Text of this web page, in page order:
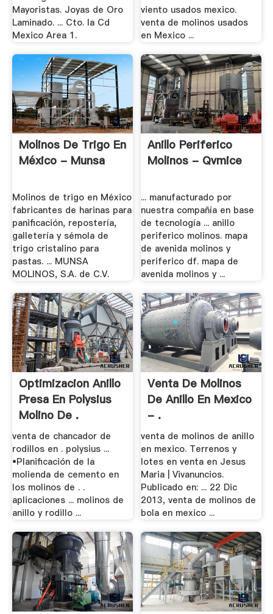
Mayoristas. Joyas de Oro
Laminado. ... Cto. la Cd
Mexico Area 1.
viento usados mexico.
venta de molinos usados
en Mexico ...
Molinos De Trigo En
México - Munsa
Molinos de trigo en México
fabricantes de harinas para
panificación, repostería,
galletería y sémola de
trigo cristalino para
pastas. ... MUNSA
MOLINOS, S.A. de C.V.
Anillo Periferico
Molinos - Qvmice
... manufacturado por
nuestra compañía en base
de tecnología ... anillo
periferico molinos. mapa
de avenida molinos y
periferico df. mapa de
avenida molinos y ...
Optimizacion Anillo
Presa En Polysius
Molino De .
venta de chancador de
rodillos en . polysius ...
•Planificación de la
molienda de cemento en
los molinos de . .
aplicaciones ... molinos de
anillo y rodillo ...
Venta De Molinos
De Anillo En Mexico
- .
venta de molinos de anillo
en mexico. Terrenos y
lotes en venta en Jesus
Maria | Vivanuncios.
Publicado en: ... 22 Dic
2013, venta de molinos de
bola en mexico ...